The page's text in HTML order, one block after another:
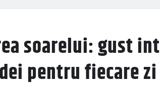
soarelui: gust
pentru fiecare zi